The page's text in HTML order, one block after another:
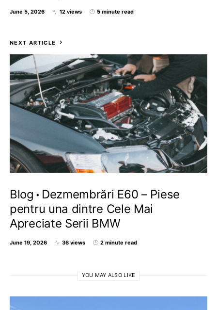
June 5, 2026 12 views 5 minute read
NEXT ARTICLE
Blog
Dezmembrări E60 – Piese
pentru una dintre Cele Mai
Apreciate Serii BMW
June 19, 2026 36 views 2 minute read
YOU MAY ALSO LIKE